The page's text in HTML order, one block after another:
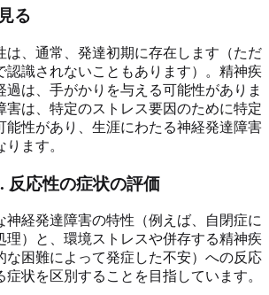
る
は、通常、発達初期に存在します（ただ
認識されないこともあります）。精神疾
過は、手がかりを与える可能性がありま
害は、特定のストレス要因のために特定
能性があり、生涯にわたる神経発達障害
ます。
反応性の症状の評価
神経発達障害の特性（例えば、自閉症に
理）と、環境ストレスや併存する精神疾
な困難によって発症した不安）への反応
状を区別することを目指しています。